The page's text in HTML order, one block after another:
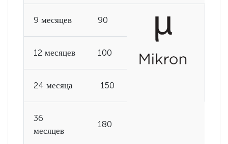
9 месяцев 90
12 месяцев 100
24 месяца 150
36
месяцев
180